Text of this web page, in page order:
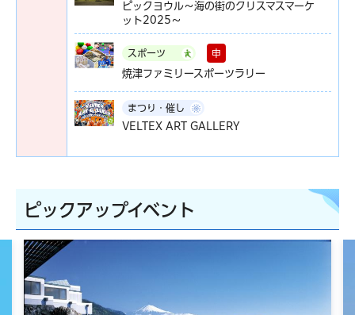
ピックヨウル～海の街のクリスマスマーケ
ット2025～
スポーツ 申
焼津ファミリースポーツラリー
まつり・催し
VELTEX ART GALLERY
ピックアップイベント